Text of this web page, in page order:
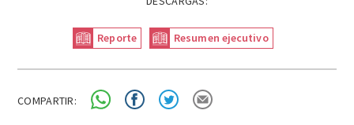
Reporte Resumen ejecutivo
COMPARTIR: